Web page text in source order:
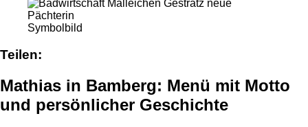
Symbolbild
Teilen:
Mathias in Bamberg: Menü mit Motto
und persönlicher Geschichte